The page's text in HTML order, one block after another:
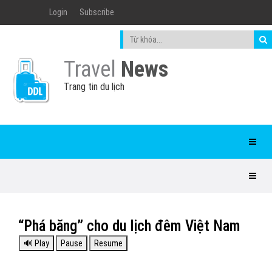
Login Subscribe
Travel News
Trang tin du lịch
“Phá băng” cho du lịch đêm Việt Nam